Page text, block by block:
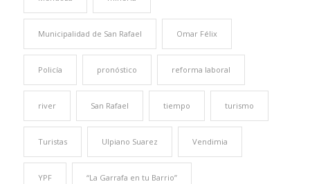
Municipalidad de San Rafael Omar Félix
Policía pronóstico reforma laboral
river San Rafael tiempo turismo
Turistas Ulpiano Suarez Vendimia
YPF “La Garrafa en tu Barrio”